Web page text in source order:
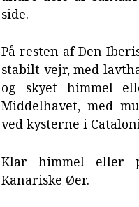
side.
På resten af Den
stabilt vejr, med
og skyet himmel
Middelhavet, med
ved kysterne i
Klar himmel eller
Kanariske Øer.